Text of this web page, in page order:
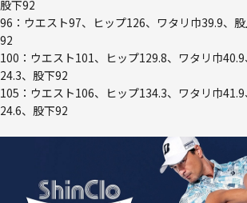
股下92
96：ウエスト97、ヒップ126、ワタリ巾39.9、
92
100：ウエスト101、ヒップ129.8、ワタリ巾
24.3、股下92
105：ウエスト106、ヒップ134.3、ワタリ巾
24.6、股下92